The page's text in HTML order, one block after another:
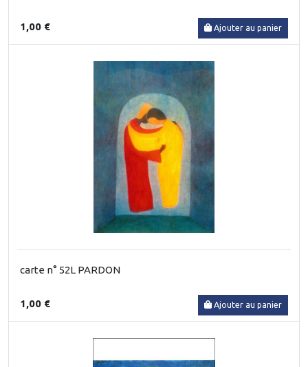
1,00 € Ajouter au panier
carte n° 52L PARDON
1,00 € Ajouter au panier